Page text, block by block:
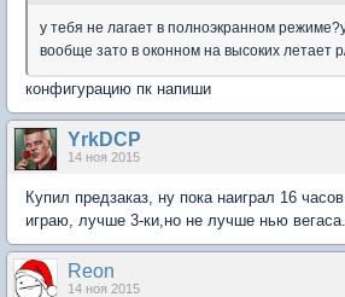
у тебя не лагает в полноэкранном
вообще зато в оконном на высоких летает
конфигурацию пк напиши
YrkDCP
14 ноя 2015
Купил предзаказ, ну пока наиграл 16
играю, лучше 3-ки,но не лучше нью вегаса.
Reon
14 ноя 2015